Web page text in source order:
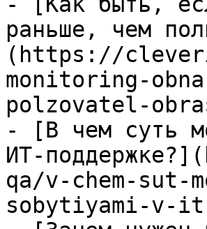
раньше, чем
(https://
monitoring-
polzovatel-
- [В чем суть
ИТ-
qa/v-chem-
sobytiyami-v-